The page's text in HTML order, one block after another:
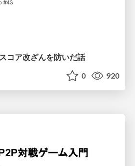
コア改ざんを防いだ話
0 920